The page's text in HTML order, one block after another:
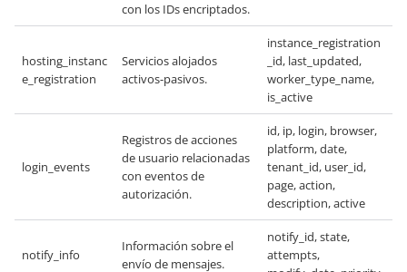
con los IDs encriptados.
hosting_instanc
e_registration
Servicios alojados
activos-pasivos.
instance_registration
_id, last_updated,
worker_type_name,
is_active
login_events
Registros de acciones
de usuario relacionadas
con eventos de
autorización.
id, ip, login, browser,
platform, date,
tenant_id, user_id,
page, action,
description, active
notify_info
Información sobre el
envío de mensajes.
notify_id, state,
attempts,